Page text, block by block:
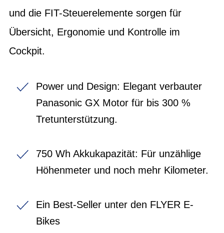
und die FIT-Steuerelemente sorgen für
Übersicht, Ergonomie und Kontrolle im
Cockpit.
Power und Design: Elegant verbauter
Panasonic GX Motor für bis 300 %
Tretunterstützung.
750 Wh Akkukapazität: Für unzählige
Höhenmeter und noch mehr Kilometer.
Ein Best-Seller unter den FLYER E-
Bikes